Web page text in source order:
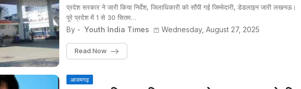
प्रदेश सरकार ने जारी किया निर्देश, जिलाधिकारी को सौंपी गई जिम्मेदारी, डेडलाइन जारी लखनऊ।
पूरे प्रदेश में 1 से 30 सितम…
By - Youth India Times Wednesday, August 27, 2025
Read Now
आजमगढ़